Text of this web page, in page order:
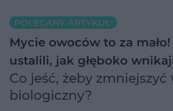
POLECANY ARTYKUŁ:
Mycie owoców to za
ustalili, jak głęboko
Co jeść, żeby zmniejszyć
biologiczny?